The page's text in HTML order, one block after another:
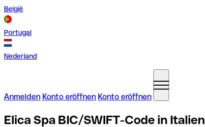
België
Portugal
Nederland
Anmelden Konto eröffnen Konto eröffnen
Elica Spa BIC/SWIFT-Code in Italien